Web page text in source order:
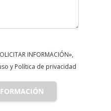
INFORMACIÓN»,
y Política de privacidad